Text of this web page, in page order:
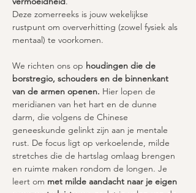
Deze zomerreeks is jouw wekelijkse
rustpunt om oververhitting (zowel fysiek als
mentaal) te voorkomen.
We richten ons op houdingen die de
borstregio, schouders en de binnenkant
van de armen openen. Hier lopen de
meridianen van het hart en de dunne
darm, die volgens de Chinese
geneeskunde gelinkt zijn aan je mentale
rust. De focus ligt op verkoelende, milde
stretches die de hartslag omlaag brengen
en ruimte maken rondom de longen. Je
leert om met milde aandacht naar je eigen